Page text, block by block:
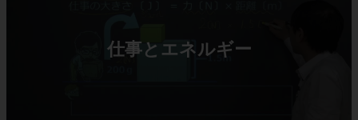
仕事とエネルギー